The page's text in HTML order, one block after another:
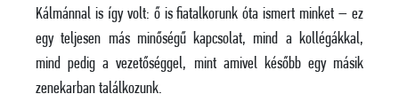
Kálmánnal is így volt: ő is fiatalkorunk óta ismert minket – ez
egy teljesen más minőségű kapcsolat, mind a kollégákkal,
mind pedig a vezetőséggel, mint amivel később egy másik
zenekarban találkozunk.